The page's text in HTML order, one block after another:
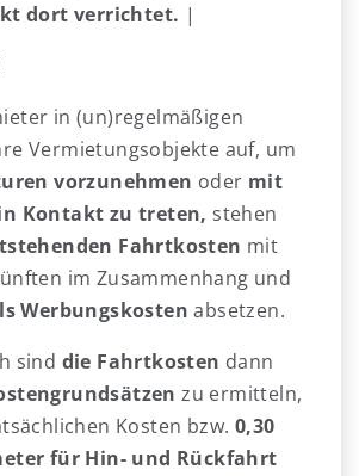
dort verrichtet. |
in (un)regelmäßigen
Vermietungsobjekte auf, um
vorzunehmen oder mit
Kontakt zu treten, stehen
Fahrtkosten mit
im Zusammenhang und
Werbungskosten absetzen.
sind die Fahrtkosten dann
zu ermitteln,
Kosten bzw. 0,30
für Hin- und Rückfahrt